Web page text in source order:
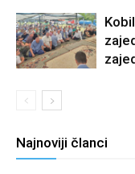
Najnoviji članci